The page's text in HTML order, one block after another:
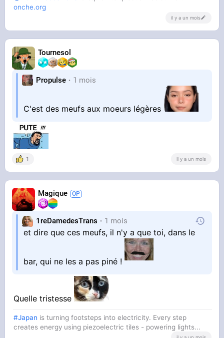
vois des meufs
onche.org
il y a un mois
Tournesol
Propulse 1 mois
C'est des meufs aux moeurs légères
1 il y a un mois
Magique
1reDamedesTrans 1 mois
et dire que ces meufs, il n'y a que toi, dans le
bar, qui ne les a pas piné !
Quelle tristesse
#Japan is turning footsteps into electricity. Every step
creates energy using piezoelectric tiles - powering lights...